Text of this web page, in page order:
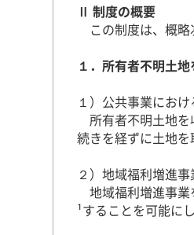
Ⅱ 制度の概要
この制度は、概略
１．所有者不明土地
１）公共事業にお
所有者不明土地を
続きを経ずに土地を
２）地域福利増進
地域福利増進事業
¹することを可能に